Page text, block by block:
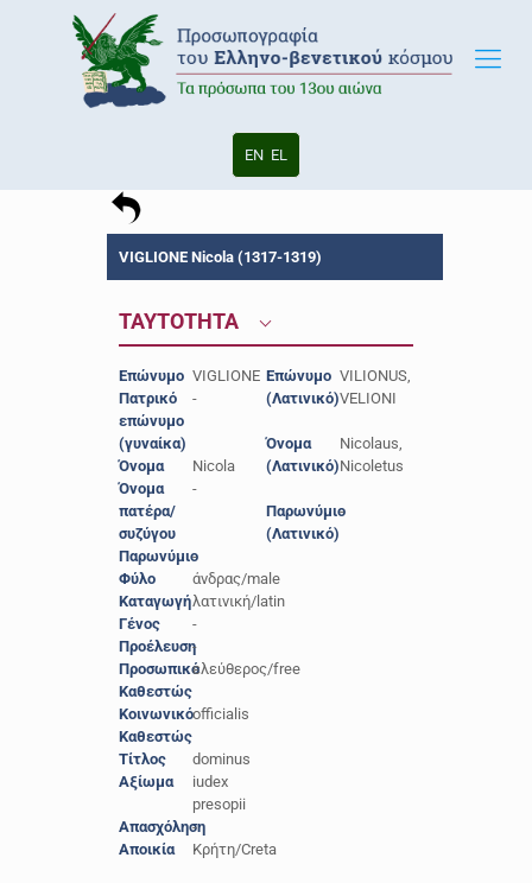
EN EL
VIGLIONE Nicola (1317-1319)
ΤΑΥΤΟΤΗΤΑ
Επώνυμο VIGLIONE
Πατρικό
επώνυμο
(γυναίκα)
-
Όνομα
Nicola
Όνομα
πατέρα/
συζύγου
-
Παρωνύμιο
-
Φύλο
άνδρας/male
Καταγωγήλατινική/latin
Γένος
-
Προέλευση-
Προσωπικό
Καθεστώς
ελεύθερος/free
Κοινωνικό
Καθεστώς
officialis
Τίτλος
dominus
Αξίωμα
iudex
presopii
Απασχόληση
-
Αποικία
Κρήτη/Creta
Επώνυμο
(Λατινικό)
VILIONUS,
VELIONI
Όνομα
(Λατινικό)
Nicolaus,
Νicoletus
Παρωνύμιο
(Λατινικό)
-